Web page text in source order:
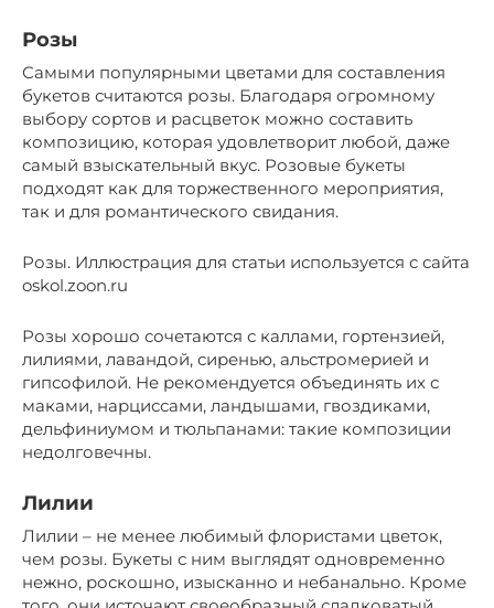
Розы
Самыми популярными цветами для составления
букетов считаются розы. Благодаря огромному
выбору сортов и расцветок можно составить
композицию, которая удовлетворит любой, даже
самый взыскательный вкус. Розовые букеты
подходят как для торжественного мероприятия,
так и для романтического свидания.
Розы. Иллюстрация для статьи используется с сайта
oskol.zoon.ru
Розы хорошо сочетаются с каллами, гортензией,
лилиями, лавандой, сиренью, альстромерией и
гипсофилой. Не рекомендуется объединять их с
маками, нарциссами, ландышами, гвоздиками,
дельфиниумом и тюльпанами: такие композиции
недолговечны.
Лилии
Лилии – не менее любимый флористами цветок,
чем розы. Букеты с ним выглядят одновременно
нежно, роскошно, изысканно и небанально. Кроме